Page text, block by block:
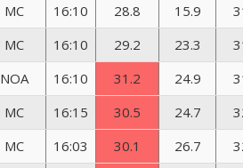
MC 16:10 28.8 15.9
MC 16:10 29.2 23.3
NOA 16:10 31.2 24.9
MC 16:15 30.5 24.7
MC 16:03 30.1 26.7